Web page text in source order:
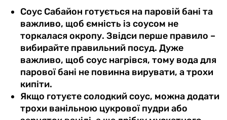
Соус Сабайон готується на паровій бані та
важливо, щоб ємність із соусом не
торкалася окропу. Звідси перше правило –
вибирайте правильний посуд. Дуже
важливо, щоб соус нагрівся, тому вода для
парової бані не повинна вирувати, а трохи
кипіти.
Якщо готуєте солодкий соус, можна додати
трохи ванільною цукрової пудри або